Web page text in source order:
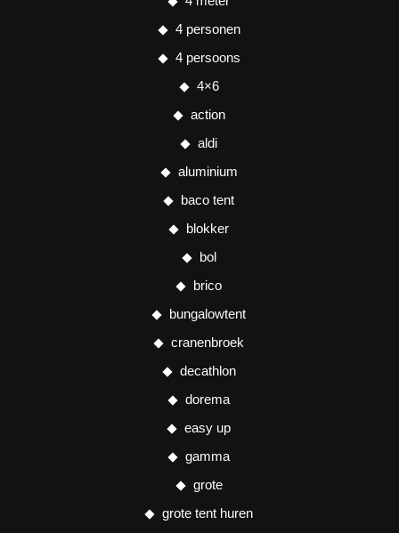
4 personen
4 persoons
4×6
action
aldi
aluminium
baco tent
blokker
bol
brico
bungalowtent
cranenbroek
decathlon
dorema
easy up
gamma
grote
grote tent huren